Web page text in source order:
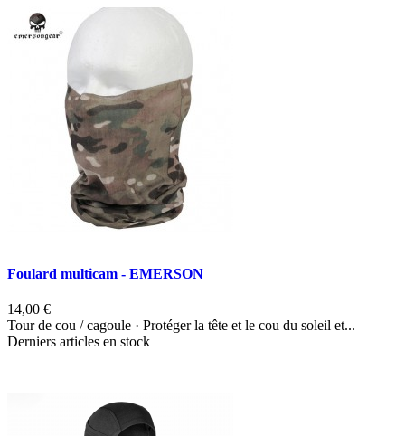
Foulard multicam - EMERSON
14,00 €
Tour de cou / cagoule · Protéger la tête et le cou du soleil et...
Derniers articles en stock